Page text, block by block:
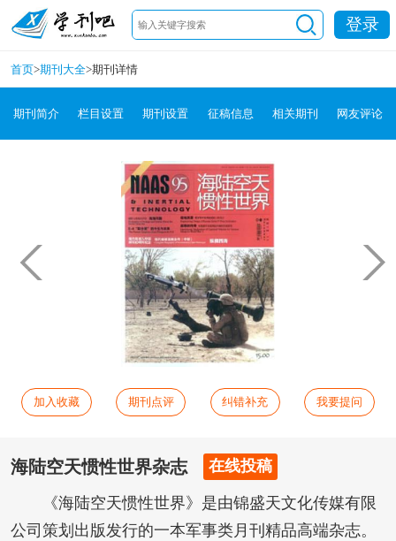
登录
首页>期刊大全>期刊详情
期刊简介 栏目设置 期刊设置 征稿信息 相关期刊 网友评论
加入收藏 期刊点评 纠错补充 我要提问
海陆空天惯性世界杂志 在线投稿
《海陆空天惯性世界》是由锦盛天文化传媒有限
公司策划出版发行的一本军事类月刊精品高端杂志。